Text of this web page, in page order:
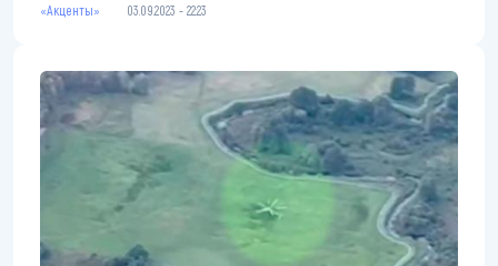
«Акценты» 03.09.2023 - 22:23